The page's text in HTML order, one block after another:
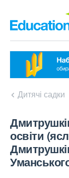
Дитячі садки
освіти